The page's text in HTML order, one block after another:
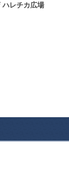
ハレチカ広場